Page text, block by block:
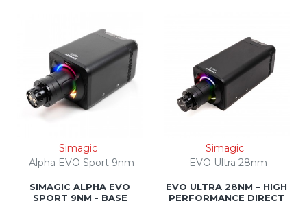
Simagic
Alpha EVO Sport 9nm
SIMAGIC ALPHA EVO
SPORT 9NM - BASE
Simagic
EVO Ultra 28nm
EVO ULTRA 28NM – HIGH
PERFORMANCE DIRECT